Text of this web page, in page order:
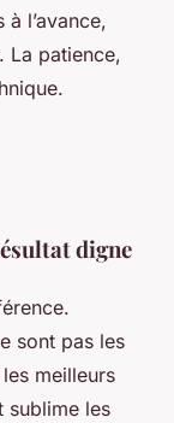
l’avance,
La patience,
digne
sont pas les
meilleurs
sublime les